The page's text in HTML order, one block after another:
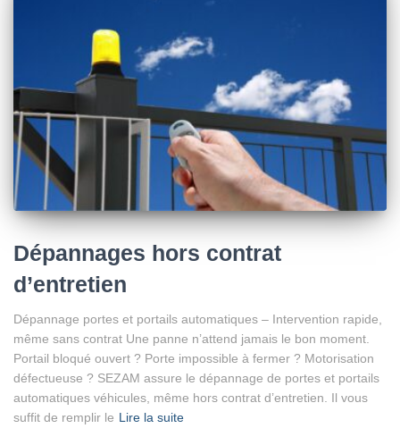
Dépannages hors contrat
d’entretien
Dépannage portes et portails automatiques – Intervention rapide,
même sans contrat Une panne n’attend jamais le bon moment.
Portail bloqué ouvert ? Porte impossible à fermer ? Motorisation
défectueuse ? SEZAM assure le dépannage de portes et portails
automatiques véhicules, même hors contrat d’entretien. Il vous
suffit de remplir le Lire la suite